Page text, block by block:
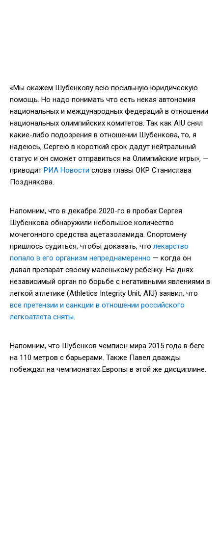
«Мы окажем Шубенкову всю посильную юридическую
помощь. Но надо понимать что есть некая автономия
национальных и международных федераций в отношении
национальных олимпийских комитетов. Так как AIU снял
какие-либо подозрения в отношении Шубенкова, то, я
надеюсь, Сергею в короткий срок дадут нейтральный
статус и он сможет отправиться на Олимпийские игры», —
приводит РИА Новости слова главы ОКР Станислава
Позднякова.
Напомним, что в декабре 2020-го в пробах Сергея
Шубенкова обнаружили небольшое количество
мочегонного средства ацетазоламида. Спортсмену
пришлось судиться, чтобы доказать, что лекарство
попало в его организм непреднамеренно — когда он
давал препарат своему маленькому ребенку. На днях
независимый орган по борьбе с негативными явлениями в
легкой атлетике (Athletics Integrity Unit, AIU) заявил, что
все претензии и санкции в отношении российского
легкоатлета сняты.
Напомним, что Шубенков чемпион мира 2015 года в беге
на 110 метров с барьерами. Также Павел дважды
побеждал на чемпионатах Европы в этой же дисциплине.